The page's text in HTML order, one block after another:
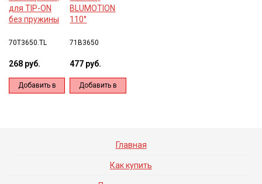
для TIP-ON
без пружины
70T3650.TL
268 руб.
Добавить в
BLUMOTION
110°
71B3650
477 руб.
Добавить в
Главная
Как купить